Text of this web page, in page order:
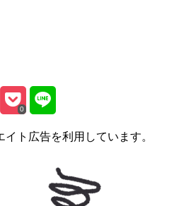
0
ト広告を利用しています。